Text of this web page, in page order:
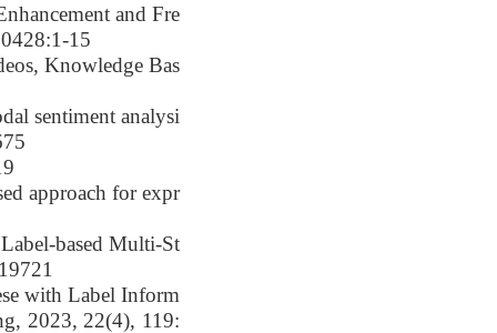
and Fre
15
Knowledge Bas
sentiment analysi
approach for expr
based Multi-St
with Label Inform
2023, 22(4), 119: